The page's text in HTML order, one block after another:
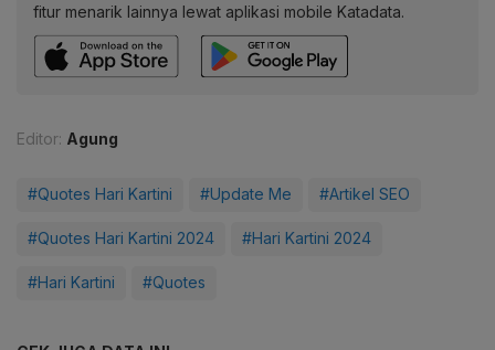
fitur menarik lainnya lewat aplikasi mobile Katadata.
Editor: Agung
#Quotes Hari Kartini #Update Me #Artikel SEO
#Quotes Hari Kartini 2024 #Hari Kartini 2024
#Hari Kartini #Quotes